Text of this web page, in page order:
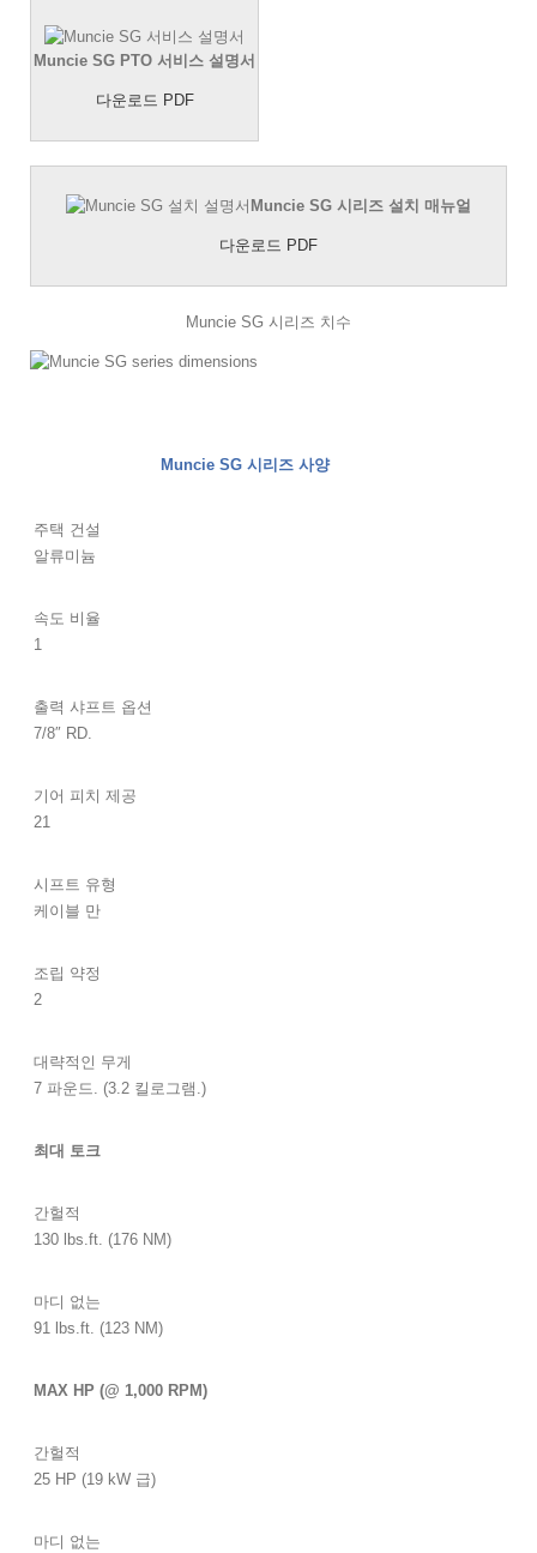
Muncie SG PTO 서비스 설명서
다운로드 PDF
Muncie SG 시리즈 설치 매뉴얼
다운로드 PDF
Muncie SG 시리즈 치수
Muncie SG 시리즈 사양
주택 건설
알류미늄
속도 비율
1
출력 샤프트 옵션
7/8″ RD.
기어 피치 제공
21
시프트 유형
케이블 만
조립 약정
2
대략적인 무게
7 파운드. (3.2 킬로그램.)
최대 토크
간헐적
130 lbs.ft. (176 NM)
마디 없는
91 lbs.ft. (123 NM)
MAX HP (@ 1,000 RPM)
간헐적
25 HP (19 kW 급)
마디 없는